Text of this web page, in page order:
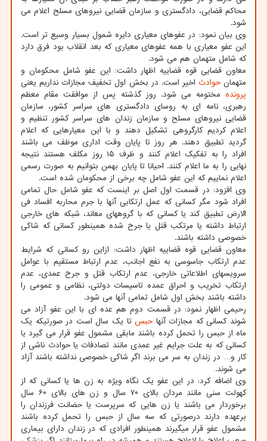
محاکم قضایی، دادگستری و سازمان قضایی نیروهای مسلح اعلام می
شود.
وی بیان نمود: در عفوهای معیاری دایره شمول بسیار وسیع تر است.
این عفو معیاری با همه عفوهای معیاری که بعد انقلاب بود فرق دارد
که شامل متهمان هم می شود.
معاون قضایی قوه قضاییه اظهار داشت: این عفو شامل محکومان و
متهمانحوادث اخیر است. در بخش اول تخفیف مجازات نداریم یعنی
پرونده مختومه می شود. روز گذشته پس از موافقت مقام معظم
رهبری، نامه ای به روسای دادگستری های سراسر کشور، سازمان
قضایی نیروهای مسلح و سازمان زندان های سراسر کشور تنظیم و
اعلام کردیم کارگروهی تشکیل دهند و با این معیارهایی که اعلام
گردید تطبیق دهند. هر روز تا پایان وقت اداری موظف می باشند
افراد را به تفکیک اعلام کنند و ظرف ۱۵ روز مکلف هستند نتیجه
نهایی را به ما اعلام کنند. احیانا تا پایان بهمن بتوانیم به صورت رسمی
اعلام نماییم که این عفو شامل چه برخی از محکومان شده است.
وی افزود: در قسمت اول اصل بر اینست که عفو شامل حال تمامی
افراد شود مگر کسانی که عمل ارتکابی آنها با جرم محاربه افساد فی
الارض تطبیق کند یا کسانی که با گروههای معاند، شبکه های خارجی
ارتباط داشته یا مرتکب قتل یا جرح شده همینطور کسانی که شاکی
خصوصی داشته باشند.
معاون قضایی قوه قضاییه اظهار داشت: ازاین رو کسانی که شرایط
عدم ارتکاب جاسوسی به نفع اجانب، عدم ارتباط مستقیم با عوامل
سرویسهای اطلاعاتی خارجی، عدم ارتکاب قتل و جرح عمدی، عدم
ارتکاب تخریب و احراق عمده تاسیسات دولتی، نظامی و عمومی را
داشته باشند بخش اول شامل تمامی آنها می شود.
رحیمی اظهار نمود: در قسمت دوم هم عده ای با این عفو آزاد می
شوند کسانی که مجازات آنها حبستا یک سال است در صورتیکه یک
ماه از حبس را تحمل کرده باشند مابقی مشمول عفو قرار می گیرد یا
کسانی که به علت جرایم غیر عمدی مانند تصادفات یا حوادث ناشی از
کار و… در زندان به سر می برند اگر شاکی خصوصی نداشته باشند آزاد
می شوند.
وی اضافه کرد: در این عفو یک نگاه ویژه به زن ها یا کسانی که از
کهولت سنی مانند مردان بالای ۷۰ سال و زن های بالای ۶۰ سال
برخوردار می باشند یا زن هایی که سرپرست یا حضانت فرزندان را
برعهده دارند درصورتی که سه سال از حبس را تحمل کرده باشند
مشمول عفو قرار میگیرند همینطور افرادی که در زندان دارای بیماری